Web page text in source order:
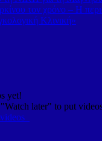
τον χρόνο – Η
Κλινική»
yet!
later" to put